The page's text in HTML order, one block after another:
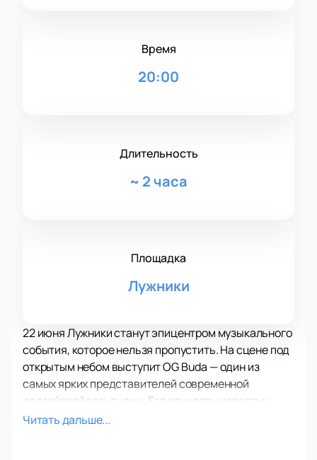
Время
20:00
Длительность
~ 2 часа
Площадка
Лужники
22 июня Лужники станут эпицентром музыкального
события, которое нельзя пропустить. На сцене под
открытым небом выступит OG Buda — один из
самых ярких представителей современной
российской рэп-сцены. Его концерты известны
своей энергией и уникальной атмосферой, которую
Читать дальше...